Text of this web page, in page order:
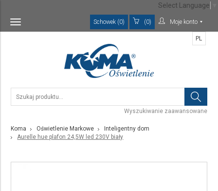
Toggle
navigation
Schowek (0) (0) Moje konto
Wyszukiwanie zaawansowane
PL
Koma Oświetlenie Markowe
Inteligentny dom
Aurelle hue plafon 24,5W led 230V biały
Select Language